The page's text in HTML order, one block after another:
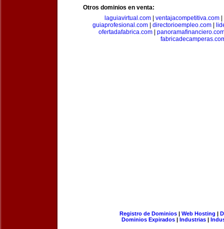
Otros dominios en venta:
laguiavirtual.com
ventajacompetitiva.com
guiaprofesional.com| directorioempleo.com|
ofertadafabrica.com|
Registro de Dominios| Web Hosting |
Dominios Expirados | Industrias |